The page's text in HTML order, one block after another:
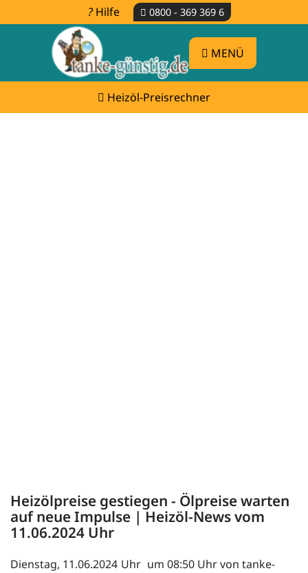
Hilfe 0800 - 369 369 6
MENÜ
Heizöl-Preisrechner
Heizölpreise gestiegen - Ölpreise warten
auf neue Impulse | Heizöl-News vom
11.06.2024
Dienstag, 11.06.2024
um 08:50 Uhr von tanke-